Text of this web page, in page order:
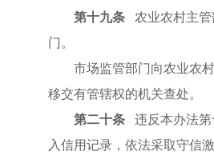
第十九条
农业农村主
门。
市场监管部门向农业农
移交有管辖权的机关查处。
第二十条
违反本办法
入信用记录，依法采取守信